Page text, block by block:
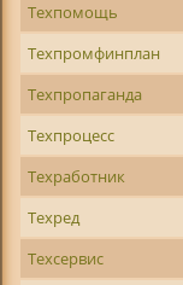
Техпомощь
Техпромфинплан
Техпропаганда
Техпроцесс
Техработник
Техред
Техсервис